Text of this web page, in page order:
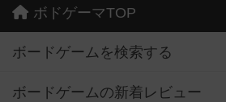
ボドゲーマTOP
ボードゲームを検索する
ボードゲームの新着レビュー